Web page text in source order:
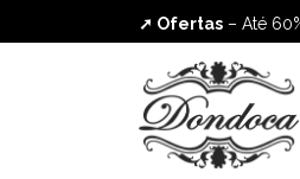
➚ Ofertas – Até
Envio Rápido